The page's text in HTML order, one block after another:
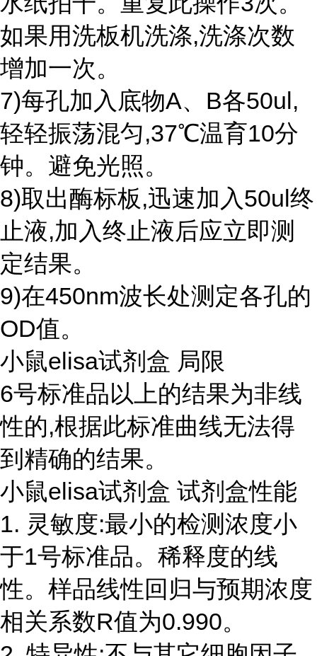
如果用洗板机洗涤,洗涤次数
增加一次。
7)每孔加入底物A、B各50ul,
轻轻振荡混匀,37℃温育10分
钟。避免光照。
8)取出酶标板,迅速加入50ul终
止液,加入终止液后应立即测
定结果。
9)在450nm波长处测定各孔的
OD值。
小鼠elisa试剂盒 局限
6号标准品以上的结果为非线
性的,根据此标准曲线无法得
到精确的结果。
小鼠elisa试剂盒 试剂盒性能
1. 灵敏度:最小的检测浓度小
于1号标准品。稀释度的线
性。样品线性回归与预期浓度
相关系数R值为0.990。